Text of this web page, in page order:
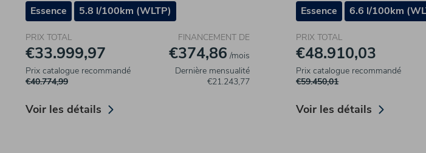
Essence 5.8 l/100km (WLTP)
PRIX TOTAL
€33.999,97
Prix catalogue recommandé
€40.774,99
FINANCEMENT DE
€374,86 /mois
Dernière mensualité
€21.243,77
Voir les détails
Essence 6.6 l/100km
PRIX TOTAL
€48.910,03
Prix catalogue recommandé
€59.450,01
Voir les détails